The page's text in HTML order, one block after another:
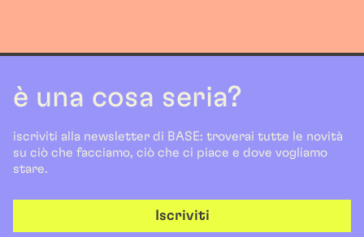
è una cosa seria?
iscriviti alla newsletter di BASE: troverai tutte le novità
su ciò che facciamo, ciò che ci piace e dove vogliamo
stare.
Iscriviti